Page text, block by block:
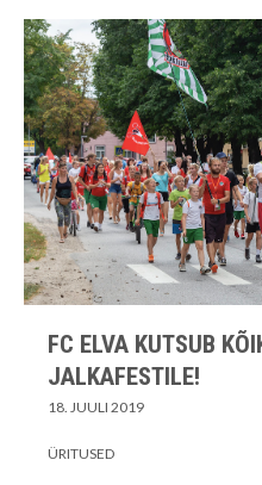
FC ELVA KUTSUB
JALKAFESTILE!
18. JUULI 2019
ÜRITUSED